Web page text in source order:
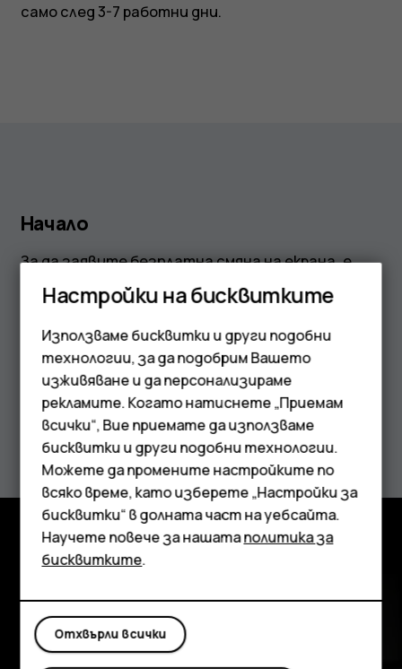
Смартфони
Мобилни телефони
Аксесоари
Таблети
само след 3-7 работни дни.
Начало
За да заявите безплатна смяна на екрана, е
необходимо само да резервирате времеви
период за ремонта. Ще трябва да посочите IMEI
номера на вашето устройство, за да
потвърдите, че телефонът отговаря на
условията.
Резервация за ремонт
Настройки на бисквитките
Използваме бисквитки и други подобни
технологии, за да подобрим Вашето
изживяване и да персонализираме
рекламите. Когато натиснете „Приемам
всички“, Вие приемате да използваме
бисквитки и други подобни технологии.
Можете да промените настройките по
всяко време, като изберете „Настройки за
бисквитки“ в долната част на уебсайта.
Научете повече за нашатаполитика за
бисквитките.
Отхвърли всички